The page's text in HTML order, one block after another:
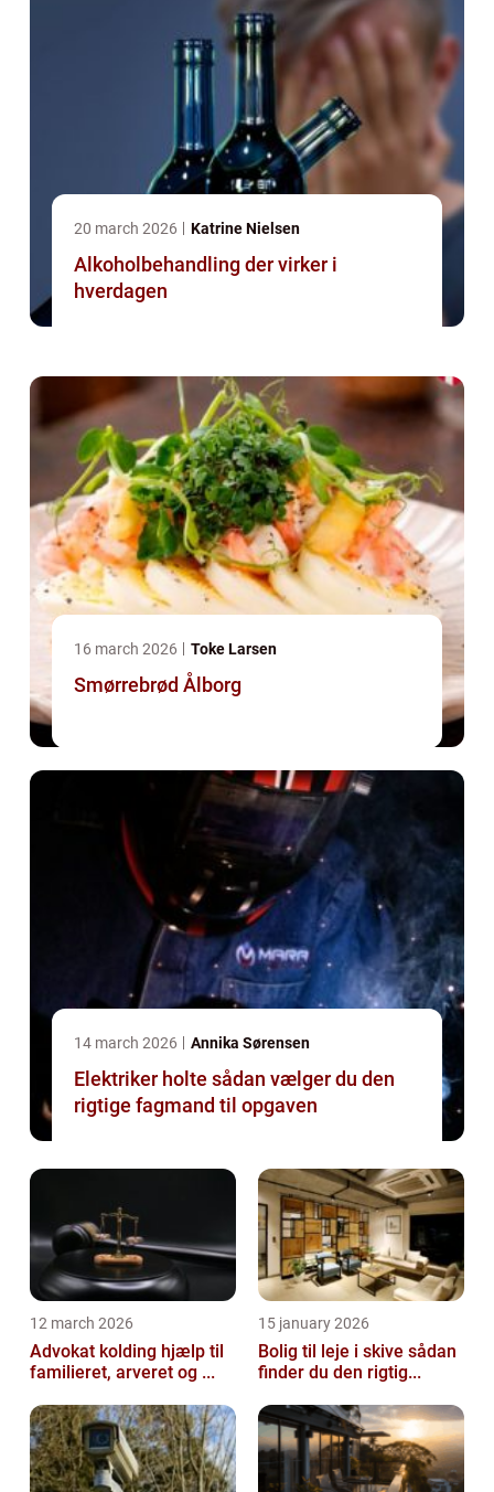
20 march 2026 Katrine Nielsen
Alkoholbehandling der virker i
hverdagen
16 march 2026 Toke Larsen
Smørrebrød Ålborg
14 march 2026 Annika Sørensen
Elektriker holte sådan vælger du den
rigtige fagmand til opgaven
12 march 2026
Advokat kolding hjælp til
familieret, arveret og ...
15 january 2026
Bolig til leje i skive sådan
finder du den rigtig...